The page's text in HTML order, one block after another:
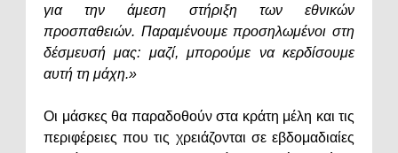
για την άμεση στήριξη των εθνικών
προσπαθειών. Παραμένουμε προσηλωμένοι στη
δέσμευσή μας: μαζί, μπορούμε να κερδίσουμε
αυτή τη μάχη.»
Οι μάσκες θα παραδοθούν στα κράτη μέλη και τις
περιφέρειες που τις χρειάζονται σε εβδομαδιαίες